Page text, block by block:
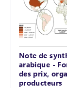
Note de
arabique -
des prix,
producteurs